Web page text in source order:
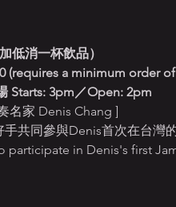
低消一杯飲品）
(requires a minimum order
Starts: 3pm／Open: 2pm
名家 Denis Chang ]
共同參與Denis首次在台灣
participate in Denis's first